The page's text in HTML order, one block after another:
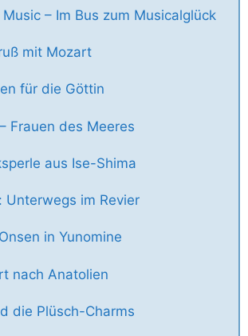
– Im Bus zum Musicalglück
mit Mozart
für die Göttin
Frauen des Meeres
aus Ise-Shima
Unterwegs im Revier
in Yunomine
nach Anatolien
die Plüsch-Charms